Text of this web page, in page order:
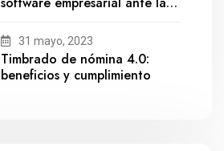
31 mayo, 2023
Timbrado de nómina 4.0:
beneficios y cumplimiento